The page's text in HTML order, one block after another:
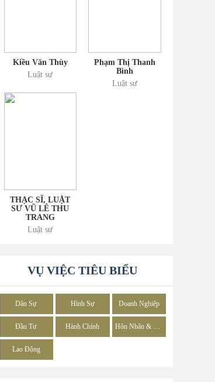
Kiều Văn Thùy
Luật sư
Phạm Thị Thanh
Bình
Luật sư
THẠC SĨ, LUẬT
SƯ VŨ LÊ THU
TRANG
Luật sư
VỤ VIỆC TIÊU BIỂU
Dân Sự Hình Sự Doanh Nghiệp
Đầu Tư Hành Chính Hôn Nhân & Gia Đình
Lao Động